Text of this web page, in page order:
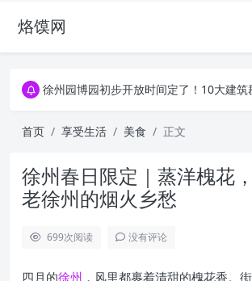
烙馍网16796个OpenClaw Skills合集下载｜总2.7G，压缩后仅
徐州园博园初步开放时间定了！10大建筑群＋
徐州园博园初步开放时间定了！10大建筑群＋
首页 享受生活 美食 正文
徐州春日限定｜蒸洋槐花
老徐州的烟火乡愁
699次阅读 没有评论
四月的徐州 ，风里都裹着清甜的槐花香。